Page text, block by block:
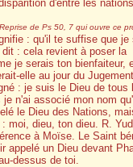
d'entre les
Reprise de Ps 50, 7 qui ouvre ce
: qu'il te suffise que je
: cela revient à poser la
je serais ton bienfaiteur,
elle au jour du
: je suis le Dieu de tous
n'ai associé mon nom
le Dieu des Nations,
moi, dieu, ton dieu. R.
à Moïse. Le Saint
appelé un Dieu devant
dessus de toi.